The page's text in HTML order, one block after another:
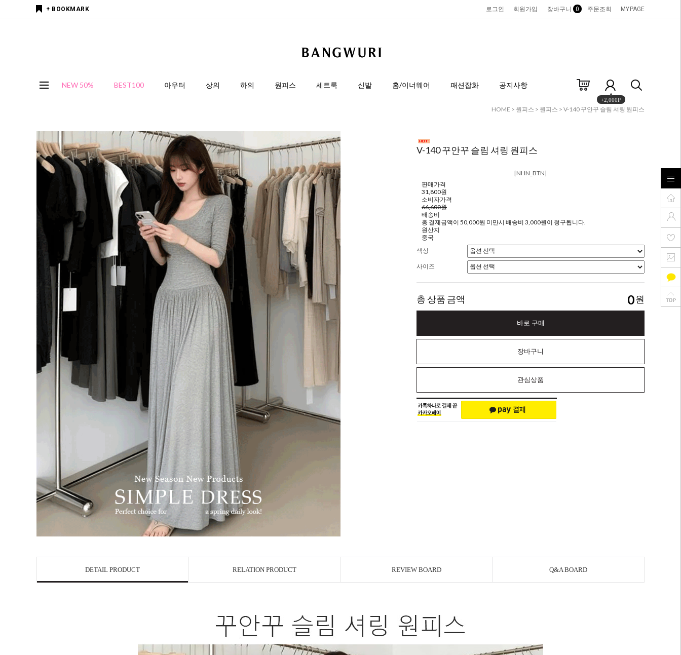
+ BOOKMARK 로그인 회원가입 장바구니 0 주문조회 MYPAGE
NEW 50% BEST100 아우터 상의 하의 원피스 세트룩 신발 홈/이너웨어 패션잡화 공지사항
+2,000P
HOME > 원피스 > 원피스 > V-140 꾸안꾸 슬림 셔링 원피스
V-140 꾸안꾸 슬림 셔링 원피스
[NHN_BTN]
판매가격
31,800원
소비자가격
66,600원
배송비
총 결제금액이 50,000원 미만시 배송비 3,000원이 청구됩니다.
원산지
중국
색상
사이즈
총 상품 금액 0원
바로 구매
장바구니
관심상품
DETAIL PRODUCT RELATION PRODUCT REVIEW BOARD Q&A BOARD